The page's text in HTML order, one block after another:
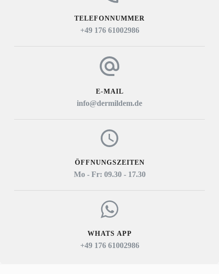
TELEFONNUMMER
+49 176 61002986
E-MAIL
info@dermildem.de
ÖFFNUNGSZEITEN
Mo - Fr: 09.30 - 17.30
WHATS APP
+49 176 61002986